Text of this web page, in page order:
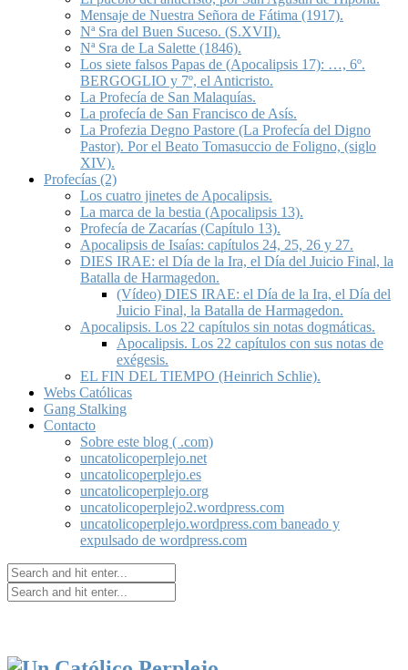
Mensaje de Nuestra Señora de Fátima (1917).
Nª Sra del Buen Suceso. (S.XVII).
Nª Sra de La Salette (1846).
Los siete falsos Papas de (Apocalipsis 17): …, 6º.
BERGOGLIO y 7º, el Anticristo.
La Profecía de San Malaquías.
La profecía de San Francisco de Asís.
La Profezia Degno Pastore (La Profecía del Digno
Pastor). Por el Beato Tomasuccio de Foligno, (siglo
XIV).
Profecías (2)
Los cuatro jinetes de Apocalipsis.
La marca de la bestia (Apocalipsis 13).
Profecía de Zacarías (Capítulo 13).
Apocalipsis de Isaías: capítulos 24, 25, 26 y 27.
DIES IRAE: el Día de la Ira, el Día del Juicio Final, la
Batalla de Harmagedon.
(Vídeo) DIES IRAE: el Día de la Ira, el Día del
Juicio Final, la Batalla de Harmagedon.
Apocalipsis. Los 22 capítulos sin notas dogmáticas.
Apocalipsis. Los 22 capítulos con sus notas de
exégesis.
EL FIN DEL TIEMPO (Heinrich Schlie).
Webs Católicas
Gang Stalking
Contacto
Sobre este blog ( .com)
uncatolicoperplejo.net
uncatolicoperplejo.es
uncatolicoperplejo.org
uncatolicoperplejo2.wordpress.com
uncatolicoperplejo.wordpress.com baneado y
expulsado de wordpress.com